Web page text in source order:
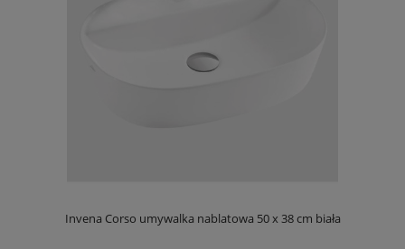
Invena Corso umywalka nablatowa 50 x 38 cm biała